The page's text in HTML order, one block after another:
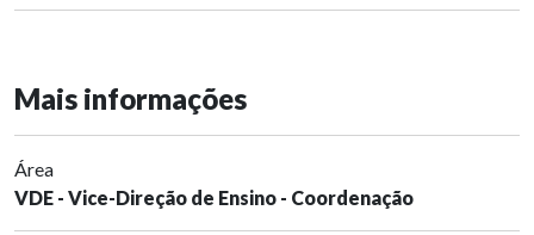
Mais informações
Área
VDE - Vice-Direção de Ensino - Coordenação